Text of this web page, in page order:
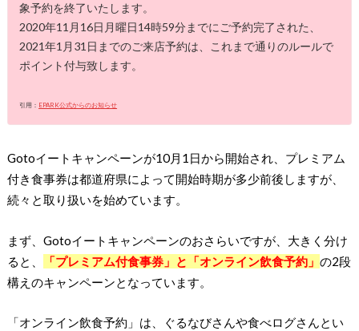
象予約を終了いたします。
2020年11月16日月曜日14時59分までにご予約完了された、
2021年1月31日までのご来店予約は、これまで通りのルールで
ポイント付与致します。
引用： EPARK公式からのお知らせ
Gotoイートキャンペーンが10月1日から開始され、プレミアム
付き食事券は都道府県によって開始時期が多少前後しますが、
続々と取り扱いを始めています。
まず、Gotoイートキャンペーンのおさらいですが、大きく分け
ると、
「プレミアム付食事券」と「オンライン飲食予約」 の2段
構えのキャンペーンとなっています。
「オンライン飲食予約」は、ぐるなびさんや食べログさんとい